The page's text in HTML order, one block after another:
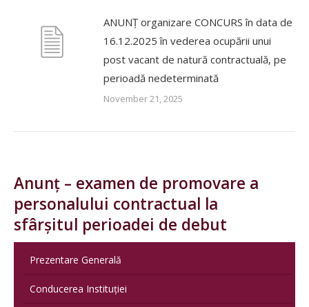
ANUNȚ organizare CONCURS în data de
16.12.2025 în vederea ocupării unui
post vacant de natură contractuală, pe
perioadă nedeterminată
November 21, 2025
Anunț – examen de promovare a
personalului contractual la
sfârșitul perioadei de debut
Prezentare Generală
Conducerea Instituției